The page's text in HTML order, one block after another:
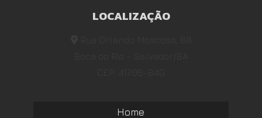
LOCALIZAÇÃO
Home